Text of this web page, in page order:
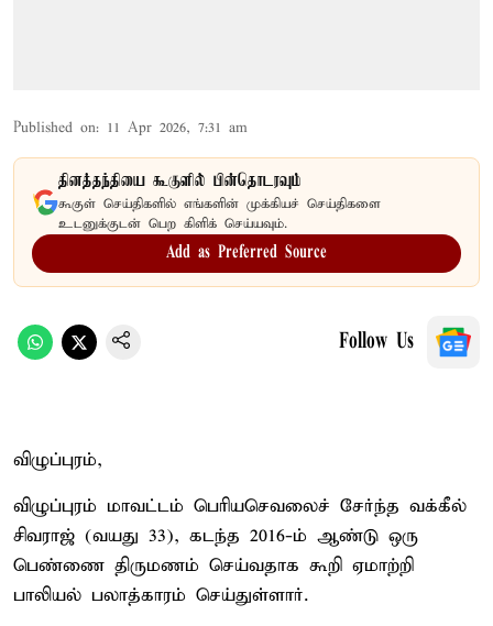
Published on: 11 Apr 2026, 7:31 am
தினத்தந்தியை கூகுளில் பின்தொடரவும்
கூகுள் செய்திகளில் எங்களின் முக்கியச் செய்திகளை
உடனுக்குடன் பெற கிளிக் செய்யவும்.
Add as Preferred Source
Follow Us
விழுப்புரம்,
விழுப்புரம் மாவட்டம் பெரியசெவலைச் சேர்ந்த வக்கீல்
சிவராஜ் (வயது 33), கடந்த 2016-ம் ஆண்டு ஒரு
பெண்ணை திருமணம் செய்வதாக கூறி ஏமாற்றி
பாலியல் பலாத்காரம் செய்துள்ளார்.